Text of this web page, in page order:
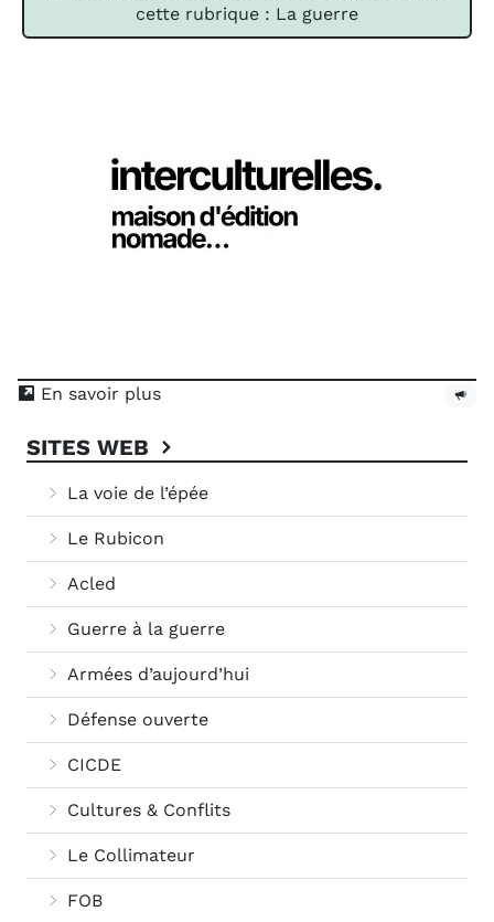
cette rubrique : La guerre
En savoir plus
SITES WEB
La voie de l’épée
Le Rubicon
Acled
Guerre à la guerre
Armées d’aujourd’hui
Défense ouverte
CICDE
Cultures & Conflits
Le Collimateur
FOB